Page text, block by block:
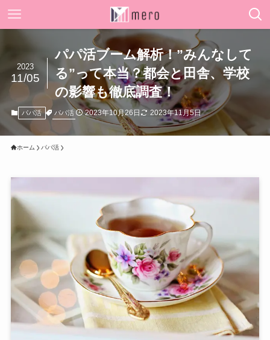
パパ活ブーム解析！”みんなして
る”って本当？都会と田舎、学校
の影響も徹底調査！
2023
11/05
パパ活 パパ活 2023年10月26日 2023年11月5日
ホーム パパ活